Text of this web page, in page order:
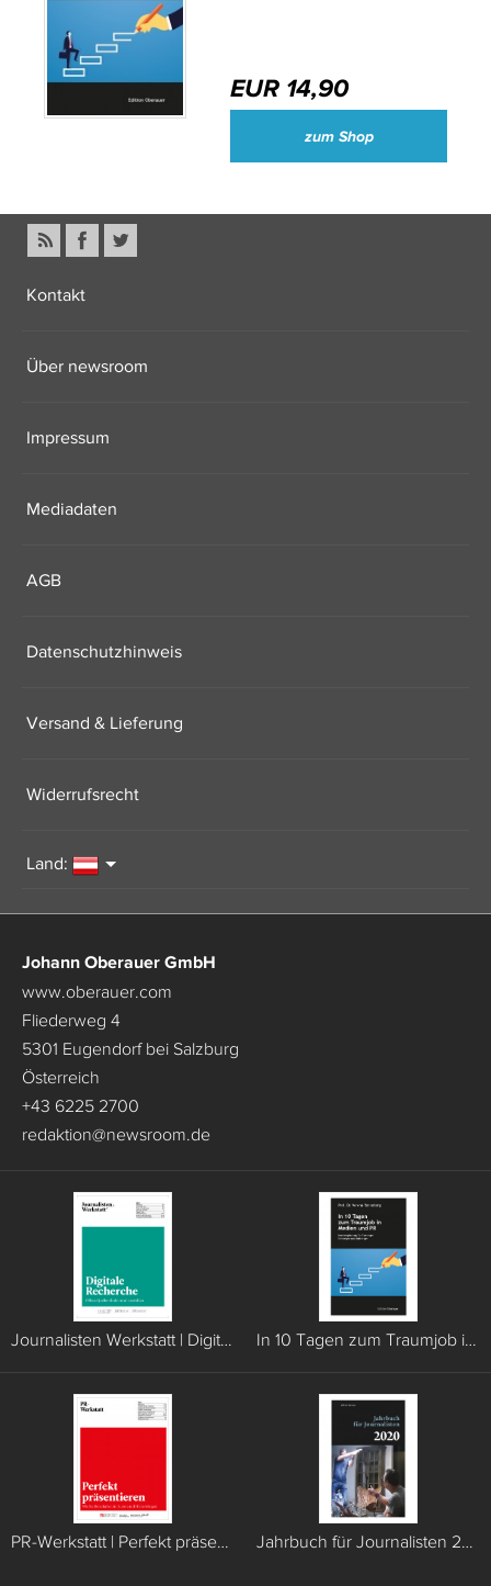
EUR 14,90
zum Shop
Kontakt
Über newsroom
Impressum
Mediadaten
AGB
Datenschutzhinweis
Versand & Lieferung
Widerrufsrecht
Land:
Johann Oberauer GmbH
www.oberauer.com
Fliederweg 4
5301 Eugendorf bei Salzburg
Österreich
+43 6225 2700
redaktion@newsroom.de
Journalisten Werkstatt | Digitale Recherche In 10 Tagen zum Traumjob in Medien und PR
PR-Werkstatt | Perfekt präsentieren Jahrbuch für Journalisten 2020